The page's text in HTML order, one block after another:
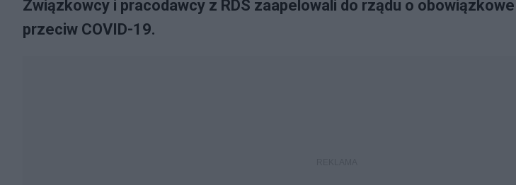
Związkowcy i pracodawcy z RDS zaapelowali do rządu o
przeciw COVID-19.